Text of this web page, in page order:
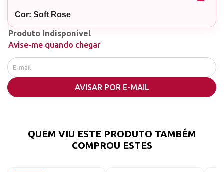
Cor: Soft Rose
Quantidade: 30g
Fabricados por processos sustentáveis e
100% em solo brasileiro, apresentam as
seguintes propriedades: - aditivo
antimicrobiano nanotecnológico - aprovado
fabricação com um Sistema de Gestão da
Qualidade certificado ISO 9001:2015 - Bureau
Produto Indisponível
Avise-me quando chegar
AVISAR POR E-MAIL
QUEM VIU ESTE PRODUTO TAMBÉM
COMPROU ESTES